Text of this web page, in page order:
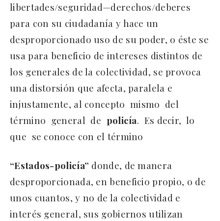
libertades/seguridad—derechos/deberes
para con su ciudadanía y hace un
desproporcionado uso de su poder, o éste se
usa para beneficio de intereses distintos de
los generales de la colectividad, se provoca
una distorsión que afecta, paralela e
injustamente, al concepto mismo del
término general de policía. Es decir, lo
que se conoce con el término
“Estados-policía” donde, de manera
desproporcionada, en beneficio propio, o de
unos cuantos, y no de la colectividad e
interés general, sus gobiernos utilizan